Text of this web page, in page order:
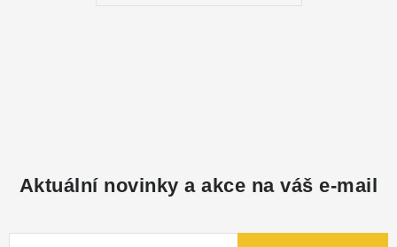
Aktuální novinky a akce na váš e-mail